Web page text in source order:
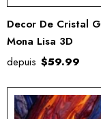
Decor De Cristal
Mona Lisa 3D
depuis $59.99